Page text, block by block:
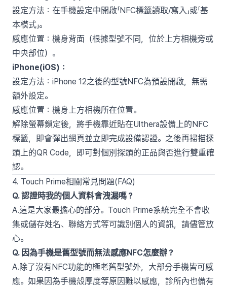
設定方法：在手機設定中開啟「NFC標籤讀取/寫入」或「基
本模式」。
感應位置：機身背面（根據型號不同，位於上方相機旁或
中央部位）。
iPhone(iOS)：
設定方法：iPhone 12之後的型號NFC為預設開啟，無需
額外設定。
感應位置：機身上方相機所在位置。
解除螢幕鎖定後，將手機靠近貼在Ulthera設備上的NFC
標籤，即會彈出網頁並立即完成設備認證。之後再掃描探
頭上的QR Code，即可對個別探頭的正品與否進行雙重確
認。
4. Touch Prime相關常見問題(FAQ)
Q. 認證時我的個人資料會洩漏嗎？
A.這是大家最擔心的部分。Touch Prime系統完全不會收
集或儲存姓名、聯絡方式等可識別個人的資訊，請儘管放
心。
Q. 因為手機是舊型號而無法感應NFC怎麼辦？
A.除了沒有NFC功能的極老舊型號外，大部分手機皆可感
應。如果因為手機殼厚度等原因難以感應，診所內也備有